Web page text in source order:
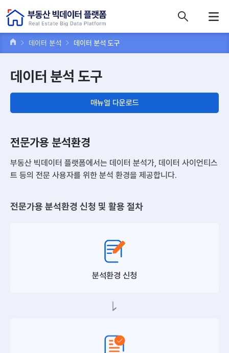
데이터 분석 데이터 분석 도구
데이터 분석 도구
매뉴얼 다운로드
전문가용 분석환경
부동산 빅데이터 플랫폼에서는 데이터 분석가, 데이터 사이언티스
트 등의 전문 사용자를 위한 분석 환경을 제공합니다.
전문가용 분석환경 신청 및 활용 절차
분석환경 신청